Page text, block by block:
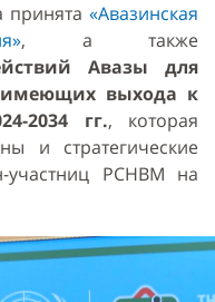
«Авaзинская
, а также
Авазы для
имеющих выхода к
2034 гг., которая
и стратегические
участниц РСНВМ на